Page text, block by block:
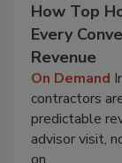
How Top
Every
Revenue
On Demand
contractors
predictable
advisor visit,